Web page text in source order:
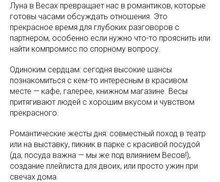
Луна в Весах превращает нас в романтиков, которые
готовы часами обсуждать отношения. Это
прекрасное время для глубоких разговоров с
партнером, особенно если нужно что-то прояснить или
найти компромисс по спорному вопросу.
Одиноким сердцам: сегодня высокие шансы
познакомиться с кем-то интересным в красивом
месте — кафе, галерее, книжном магазине. Весы
притягивают людей с хорошим вкусом и чувством
прекрасного.
Романтические жесты дня: совместный поход в театр
или на выставку, пикник в парке с красивой посудой
(да, посуда важна — мы же под влиянием Весов!),
создание плейлиста для двоих, или просто ужин при
свечах дома.